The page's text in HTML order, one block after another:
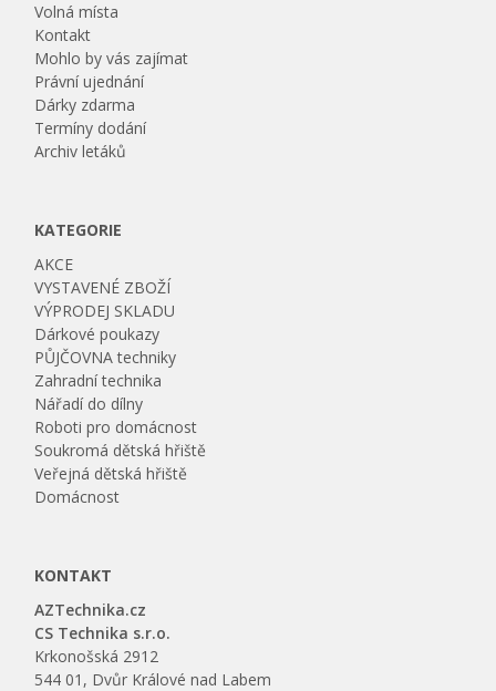
Volná místa
Kontakt
Mohlo by vás zajímat
Právní ujednání
Dárky zdarma
Termíny dodání
Archiv letáků
KATEGORIE
AKCE
VYSTAVENÉ ZBOŽÍ
VÝPRODEJ SKLADU
Dárkové poukazy
PŮJČOVNA techniky
Zahradní technika
Nářadí do dílny
Roboti pro domácnost
Soukromá dětská hřiště
Veřejná dětská hřiště
Domácnost
KONTAKT
AZTechnika.cz
CS Technika s.r.o.
Krkonošská 2912
544 01, Dvůr Králové nad Labem